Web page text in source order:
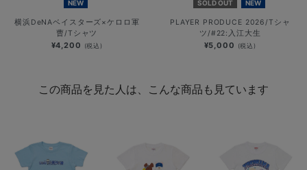
NEW
横浜DeNAベイスターズ×ケロロ軍
曹/Tシャツ
¥4,200 (税込)
SOLD OUT NEW
PLAYER PRODUCE 2026/Tシャ
ツ/#22:入江大生
¥5,000 (税込)
この商品を見た人は、こんな商品も見ています